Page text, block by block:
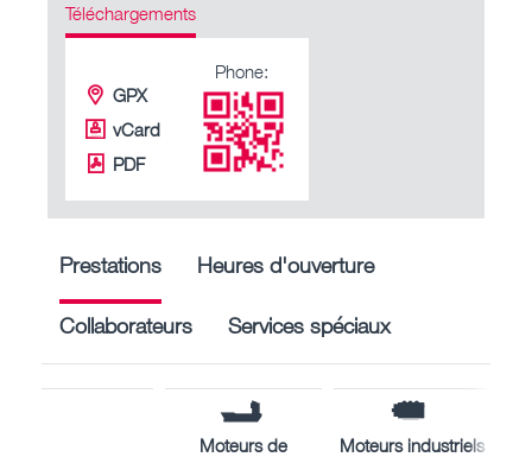
Téléchargements
GPX
vCard
PDF
Phone:
Prestations Heures d'ouverture
Collaborateurs Services spéciaux
Moteurs de
Moteurs industriels